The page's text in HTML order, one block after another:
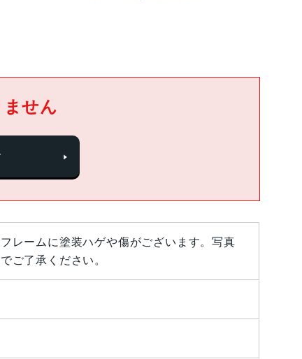
せん
レームに塗装ハゲや傷がございます。写真
ご了承ください。